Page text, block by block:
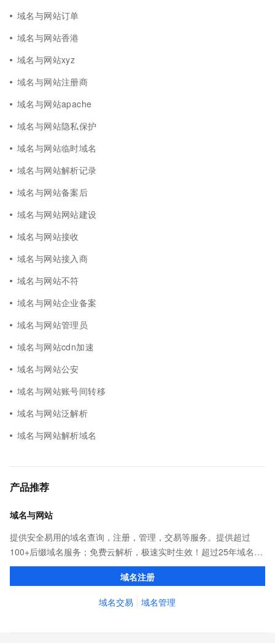
域名与网站订单
域名与网站香港
域名与网站xyz
域名与网站注册商
域名与网站apache
域名与网站隐私保护
域名与网站临时域名
域名与网站解析记录
域名与网站备案后
域名与网站网站建设
域名与网站接收
域名与网站接入商
域名与网站不符
域名与网站企业备案
域名与网站管理员
域名与网站cdn加速
域名与网站公安
域名与网站账号间转移
域名与网站泛解析
域名与网站解析域名
产品推荐
域名与网站
提供安全易用的域名查询，注册，管理，交易等服务。提供超过
100+后缀域名服务；免费云解析，极速实时生效！超过25年域名服
务经验，累计超过4000万个域名在阿里云注册，连续多年市场NO.1
域名注册
域名交易 域名管理